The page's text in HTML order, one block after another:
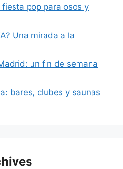
pop para osos y
Una mirada a la
un fin de semana
bares, clubes y saunas